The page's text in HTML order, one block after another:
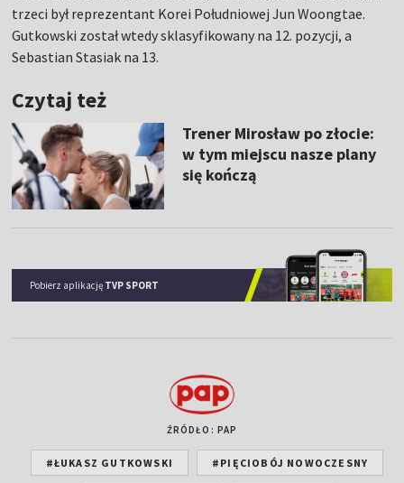
trzeci był reprezentant Korei Południowej Jun Woongtae.
Gutkowski został wtedy sklasyfikowany na 12. pozycji, a
Sebastian Stasiak na 13.
Czytaj też
Trener Mirosław po złocie:
w tym miejscu nasze plany
się kończą
Pobierz aplikację TVP SPORT
ŹRÓDŁO: PAP
#ŁUKASZ GUTKOWSKI #PIĘCIOBÓJ NOWOCZESNY